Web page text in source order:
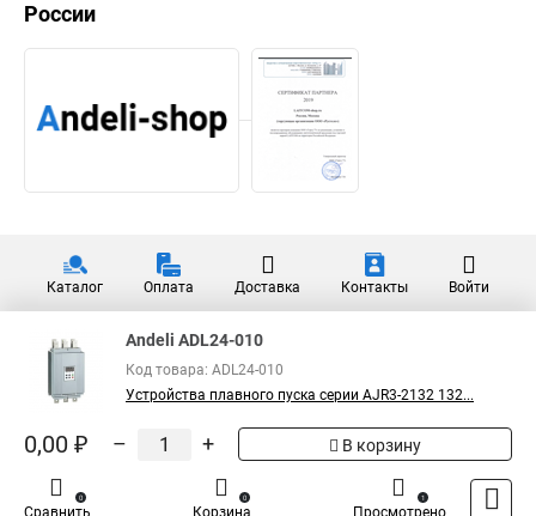
России
Каталог Оплата Доставка Контакты Войти
Andeli ADL24-010
Код товара: ADL24-010
Устройства плавного пуска серии AJR3-2132 132...
0,00 ₽ – + В корзину
Сравнить
0
Корзина
0
Просмотрено
1